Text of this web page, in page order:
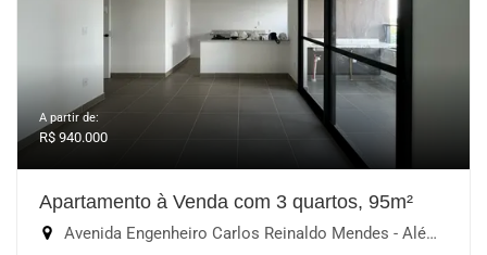
A partir de:
R$ 940.000
Apartamento à Venda com 3 quartos, 95m²
Avenida Engenheiro Carlos Reinaldo Mendes - Além Ponte, Sorocaba-SP